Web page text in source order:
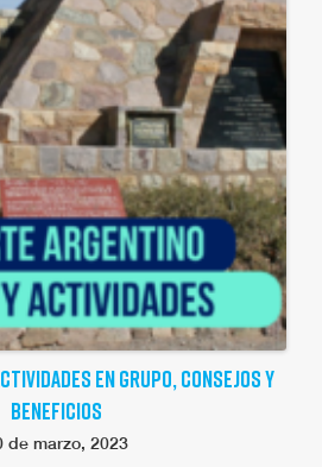
EN GRUPO, CONSEJOS Y
BENEFICIOS
de marzo, 2023